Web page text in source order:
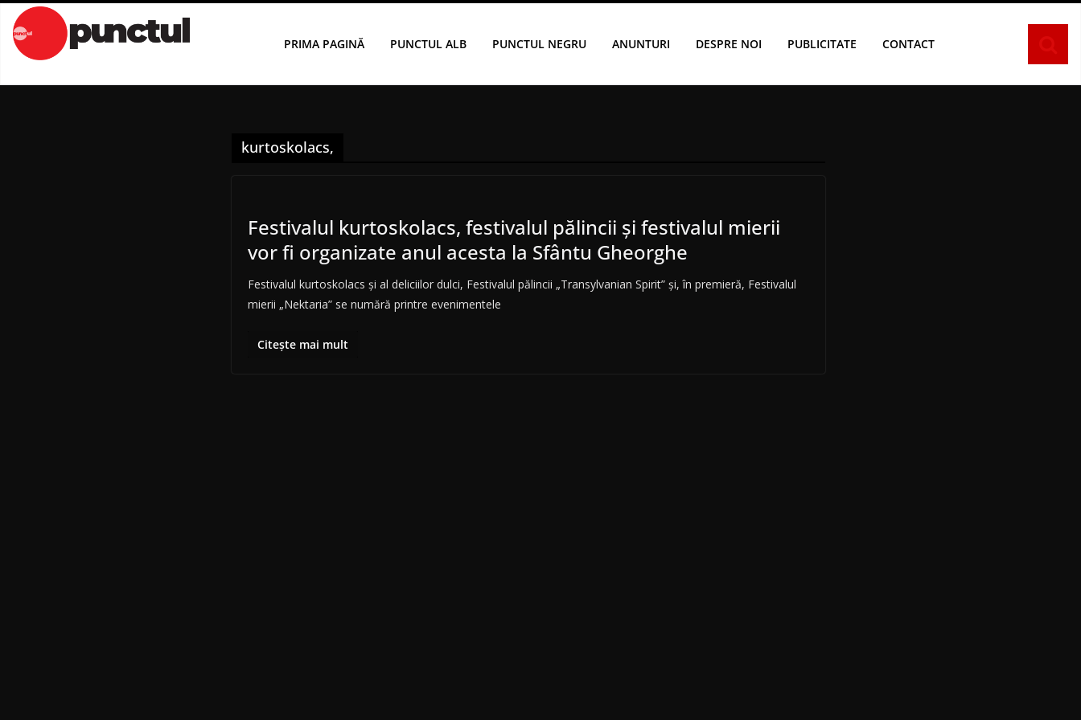
Sari
conținut
PRIMA PAGINĂ PUNCTUL ALB PUNCTUL NEGRU ANUNTURI DESPRE NOI PUBLICITATE CONTACT
kurtoskolacs,
Festivalul kurtoskolacs, festivalul pălincii şi festivalul mierii
vor fi organizate anul acesta la Sfântu Gheorghe
Festivalul kurtoskolacs şi al deliciilor dulci, Festivalul pălincii „Transylvanian Spirit” şi, în premieră, Festivalul
mierii „Nektaria” se numără printre evenimentele
Citește mai mult